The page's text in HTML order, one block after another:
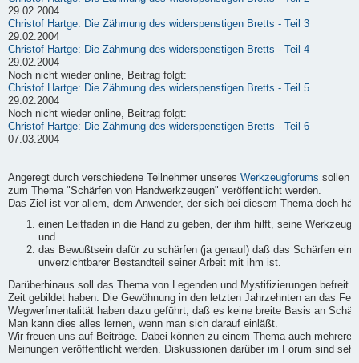
29.02.2004
Christof Hartge: Die Zähmung des widerspenstigen Bretts - Teil 3
29.02.2004
Christof Hartge: Die Zähmung des widerspenstigen Bretts - Teil 4
29.02.2004
Noch nicht wieder online, Beitrag folgt:
Christof Hartge: Die Zähmung des widerspenstigen Bretts - Teil 5
29.02.2004
Noch nicht wieder online, Beitrag folgt:
Christof Hartge: Die Zähmung des widerspenstigen Bretts - Teil 6
07.03.2004
Angeregt durch verschiedene Teilnehmer unseres Werkzeugforums sollen
zum Thema "Schärfen von Handwerkzeugen" veröffentlicht werden.
Das Ziel ist vor allem, dem Anwender, der sich bei diesem Thema doch
einen Leitfaden in die Hand zu geben, der ihm hilft, seine
und
das Bewußtsein dafür zu schärfen (ja genau!) daß das Schärfen
unverzichtbarer Bestandteil seiner Arbeit mit ihm ist.
Darüberhinaus soll das Thema von Legenden und Mystifizierungen befreit
Zeit gebildet haben. Die Gewöhnung in den letzten Jahrzehnten an das
Wegwerfmentalität haben dazu geführt, daß es keine breite Basis an
Man kann dies alles lernen, wenn man sich darauf einläßt.
Wir freuen uns auf Beiträge. Dabei können zu einem Thema auch mehrere
Meinungen veröffentlicht werden. Diskussionen darüber im Forum sind